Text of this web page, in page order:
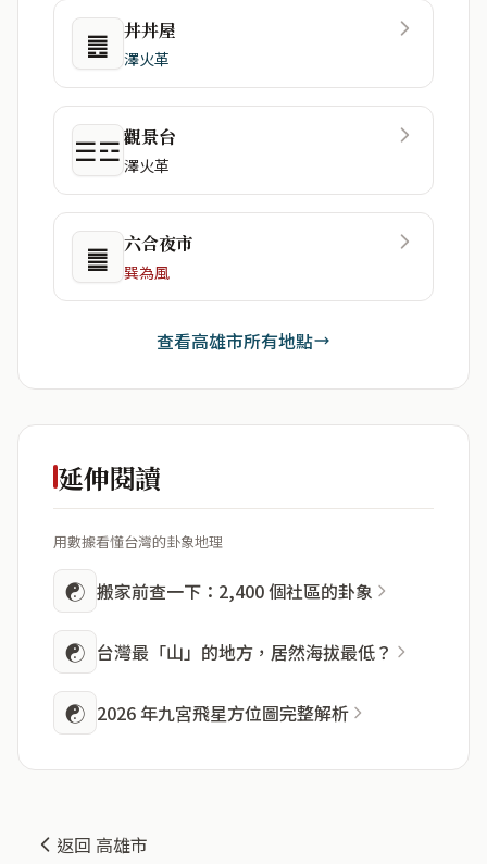
䷌ 丼丼屋
澤火革
☰☲觀景台
澤火革
䷀ 六合夜市
巽為風
查看高雄市所有地點
延伸閱讀
用數據看懂台灣的卦象地理
☯ 搬家前查一下：2,400 個社區的卦象
☯ 台灣最「山」的地方，居然海拔最低？
☯ 2026 年九宮飛星方位圖完整解析
返回 高雄市